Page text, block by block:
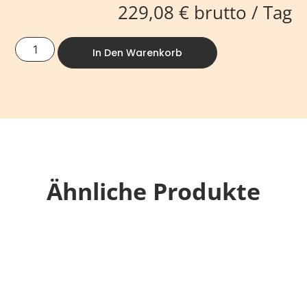
229,08 €brutto / Tag
In Den Warenkorb
Ähnliche Produkte